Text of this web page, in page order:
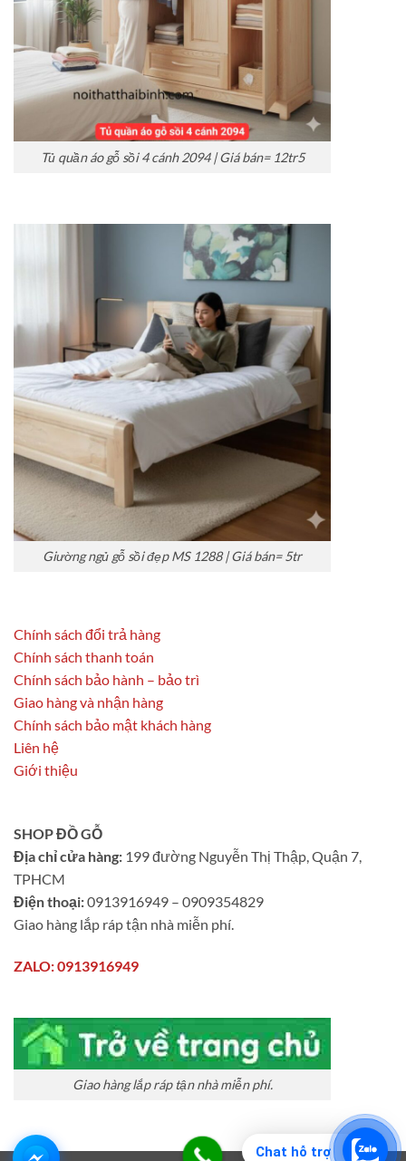
Chat hỗ trợ
Tủ quần áo gỗ sồi 4 cánh 2094 | Giá bán= 12tr5
Giường ngủ gỗ sồi đẹp MS 1288 | Giá bán= 5tr
Chính sách đổi trả hàng
Chính sách thanh toán
Chính sách bảo hành – bảo trì
Giao hàng và nhận hàng
Chính sách bảo mật khách hàng
Liên hệ
Giới thiệu
SHOP ĐỒ GỖ
Địa chỉ cửa hàng: 199 đường Nguyễn Thị Thập, Quận 7,
TPHCM
Điện thoại:0913916949 – 0909354829
Giao hàng lắp ráp tận nhà miễn phí.
ZALO: 0913916949
Giao hàng lắp ráp tận nhà miễn phí.